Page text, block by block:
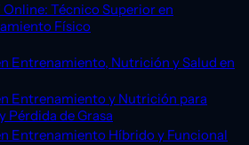
Online: Técnico Superior en
Físico
Entrenamiento, Nutrición y Salud en
Entrenamiento y Nutrición para
Pérdida de Grasa
Entrenamiento Híbrido y Funcional